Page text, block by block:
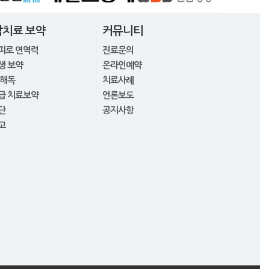
치료 보약
로 면역력
보약
독
치료보약
커뮤니티
진료문의
온라인예약
치료사례
언론보도
공지사항